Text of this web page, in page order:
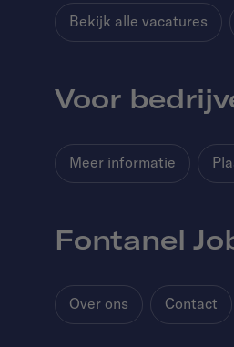
Bekijk alle vacatures
Voor
Meer informatie
Fontanel
Over ons Contact